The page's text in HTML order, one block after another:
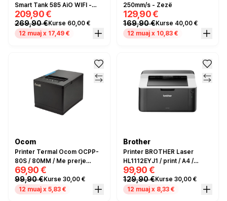
Smart Tank 585 AiO WIFI -
Blu/Bardhë
209,90 €
269,90 €Kurse 60,00 €
12 muaj x 17,49 €
250mm/s - Zezë
129,90 €
169,90 €Kurse 40,00 €
12 muaj x 10,83 €
Ocom
Printer Termal Ocom OCPP-
80S / 80MM / Me prerje
automatike /
Usb+RS232+LAN port / I zi
69,90 €
99,90 €Kurse 30,00 €
12 muaj x 5,83 €
Brother
Printer BROTHER Laser
HL1112EYJ1 / print / A4 /
bardh e zi / Up to 20 ppm / Gri
99,90 €
129,90 €Kurse 30,00 €
12 muaj x 8,33 €